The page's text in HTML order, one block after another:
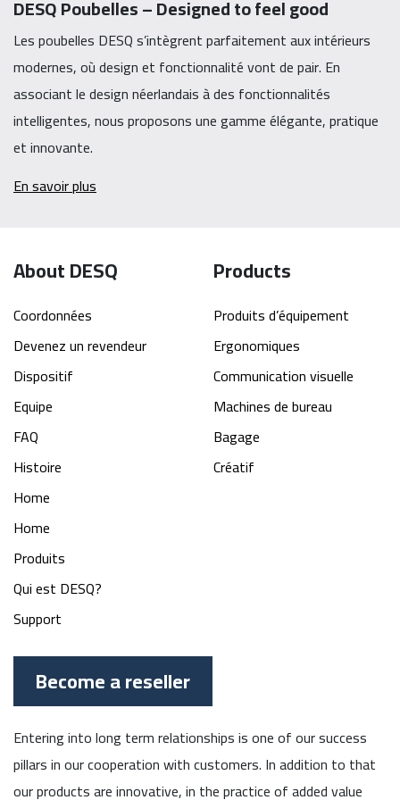
DESQ Poubelles – Designed to feel good
Les poubelles DESQ s’intègrent parfaitement aux intérieurs
modernes, où design et fonctionnalité vont de pair. En
associant le design néerlandais à des fonctionnalités
intelligentes, nous proposons une gamme élégante, pratique
et innovante.
En savoir plus
About DESQ
Coordonnées
Devenez un revendeur
Dispositif
Equipe
FAQ
Histoire
Home
Home
Produits
Qui est DESQ?
Support
Products
Produits d’équipement
Ergonomiques
Communication visuelle
Machines de bureau
Bagage
Créatif
Become a reseller
Entering into long term relationships is one of our success
pillars in our cooperation with customers. In addition to that
our products are innovative, in the practice of added value